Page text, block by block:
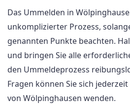
Das Ummelden in
unkomplizierter Prozess,
genannten Punkte beachten.
und bringen Sie alle
den Ummeldeprozess
Fragen können Sie sich
von Wölpinghausen wenden.